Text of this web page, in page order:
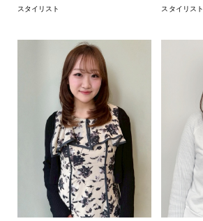
スタイリスト スタイリスト